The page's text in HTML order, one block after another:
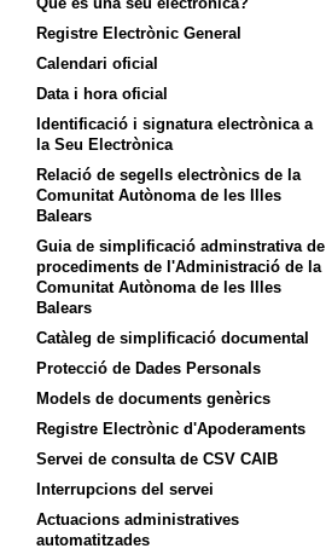
Registre Electrònic General
Calendari oficial
Data i hora oficial
Identificació i signatura electrònica a
la Seu Electrònica
Relació de segells electrònics de la
Comunitat Autònoma de les Illes
Balears
Guia de simplificació adminstrativa de
procediments de l'Administració de la
Comunitat Autònoma de les Illes
Balears
Catàleg de simplificació documental
Protecció de Dades Personals
Models de documents genèrics
Registre Electrònic d'Apoderaments
Servei de consulta de CSV CAIB
Interrupcions del servei
Actuacions administratives
automatitzades